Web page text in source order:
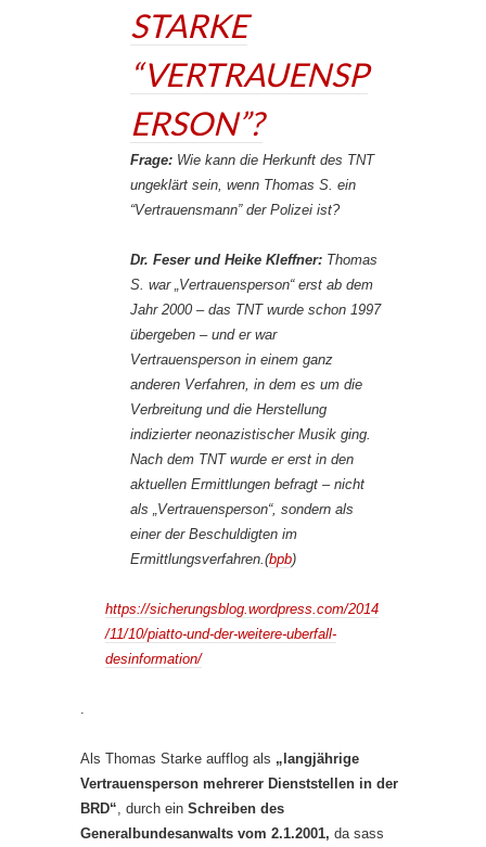
STARKE
“VERTRAUENSP
ERSON”?
Frage: Wie kann die Herkunft des TNT
ungeklärt sein, wenn Thomas S. ein
“Vertrauensmann” der Polizei ist?
Dr. Feser und Heike Kleffner: Thomas
S. war „Vertrauensperson“ erst ab dem
Jahr 2000 – das TNT wurde schon 1997
übergeben – und er war
Vertrauensperson in einem ganz
anderen Verfahren, in dem es um die
Verbreitung und die Herstellung
indizierter neonazistischer Musik ging.
Nach dem TNT wurde er erst in den
aktuellen Ermittlungen befragt – nicht
als „Vertrauensperson“, sondern als
einer der Beschuldigten im
Ermittlungsverfahren.(bpb)
https://sicherungsblog.wordpress.com/2014
/11/10/piatto-und-der-weitere-uberfall-
desinformation/
.
Als Thomas Starke aufflog als „langjährige
Vertrauensperson mehrerer Dienststellen in der
BRD“, durch ein Schreiben des
Generalbundesanwalts vom 2.1.2001, da sass